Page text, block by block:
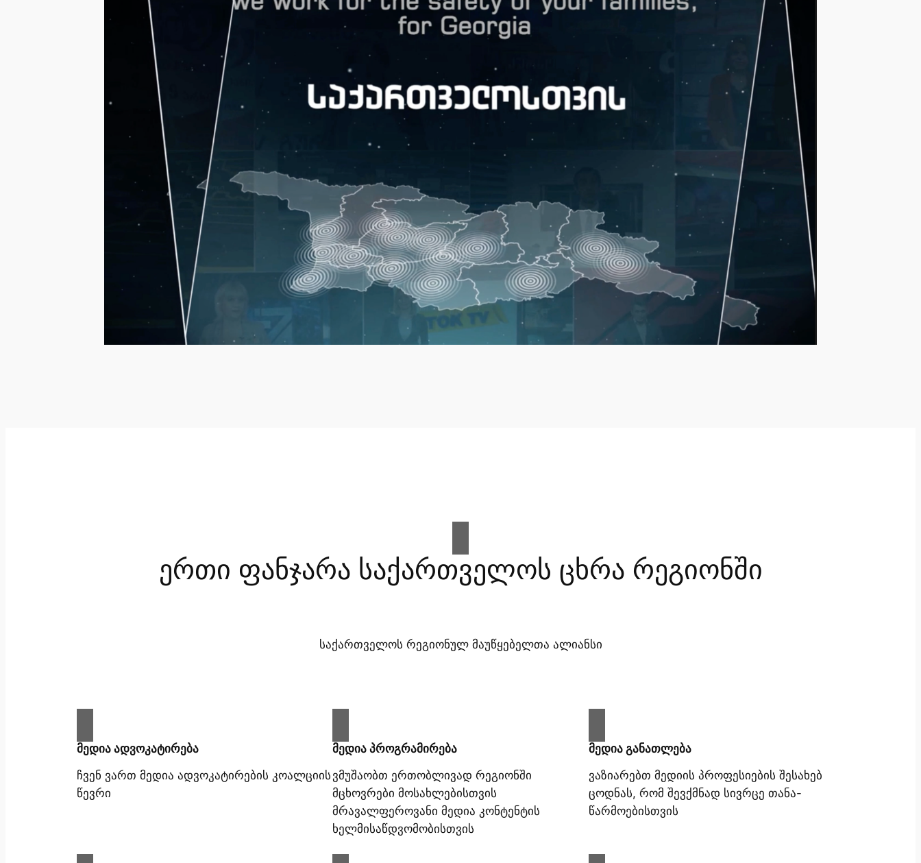
ერთი ფანჯარა საქართველოს ცხრა რეგიონში
საქართველოს რეგიონულ მაუწყებელთა ალიანსი
მედია ადვოკატირება
ჩვენ ვართ მედია ადვოკატირების კოალციის
წევრი
მედია პროგრამირება
ვმუშაობთ ერთობლივად რეგიონში
მცხოვრები მოსახლებისთვის
მრავალფეროვანი მედია კონტენტის
ხელმისაწდვომობისთვის
მედია განათლება
ვაზიარებთ მედიის პროფესიების შესახებ
ცოდნას, რომ შევქმნად სივრცე თანა-
წარმოებისთვის